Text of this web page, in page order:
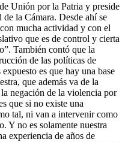
Unión por la Patria y preside
la Cámara. Desde ahí se
mucha actividad y con el
que es de control y cierta
También contó que la
de las políticas de
es que hay una base
que además va de la
negación de la violencia por
que si no existe una
tal, ni van a intervenir como
Y no es solamente nuestra
experiencia de años de